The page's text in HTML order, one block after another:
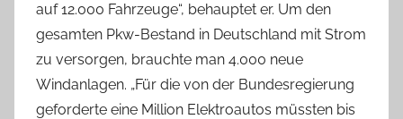
auf 12.000 Fahrzeuge“, behauptet er. Um den
gesamten Pkw-Bestand in Deutschland mit Strom
zu versorgen, brauchte man 4.000 neue
Windanlagen. „Für die von der Bundesregierung
geforderte eine Million Elektroautos müssten bis